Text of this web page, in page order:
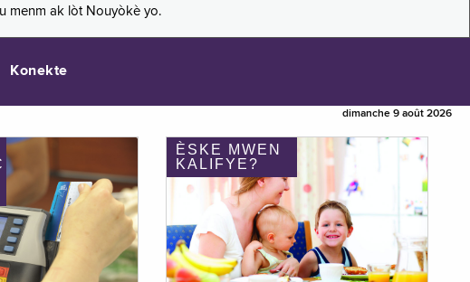
menm ak lòt Nouyòkè yo.
Konekte
dimanche 9 août 2026
ÈSKE MWEN
KALIFYE?